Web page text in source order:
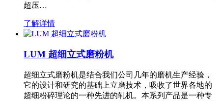
超压…
了解详情
LUM 超细立式磨粉机
超细立式磨粉机是结合我们公司几年的磨机生产经验，
它的设计和研究的基础上立磨技术，吸收了世界各地的
超细粉碎理论的一种先进的轧机。本系列产品是一种专